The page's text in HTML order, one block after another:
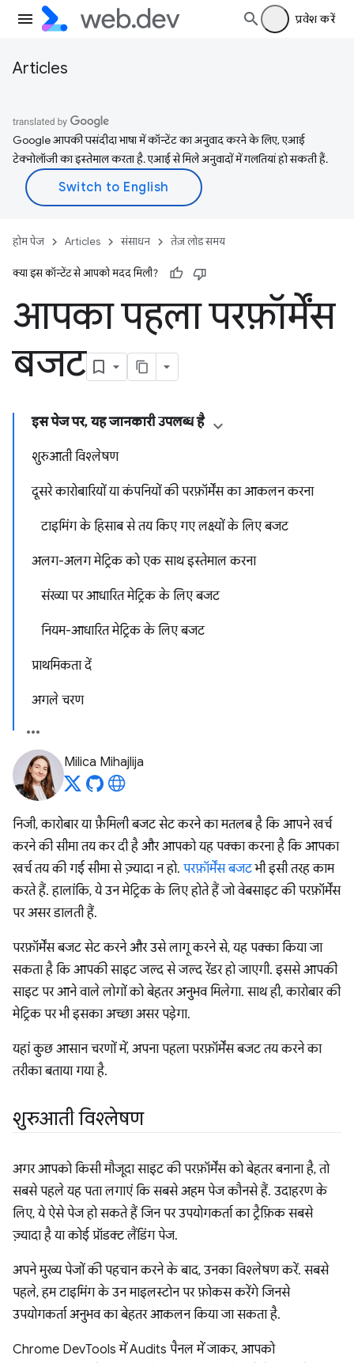
प्रवेश करें
Articles
Google आपकी पसंदीदा भाषा में कॉन्टेंट का अनुवाद करने के लिए, एआई
टेक्नोलॉजी का इस्तेमाल करता है. एआई से मिले अनुवादों में गलतियां हो सकती हैं.
होम पेज Articles संसाधन तेज़ लोड समय
क्या इस कॉन्टेंट से आपको मदद मिली?
आपका पहला परफ़ॉर्मेंस
बजट
इस पेज पर, यह जानकारी उपलब्ध है
शुरुआती विश्लेषण
दूसरे कारोबारियों या कंपनियों की परफ़ॉर्मेंस का आकलन करना
टाइमिंग के हिसाब से तय किए गए लक्ष्यों के लिए बजट
अलग-अलग मेट्रिक को एक साथ इस्तेमाल करना
संख्या पर आधारित मेट्रिक के लिए बजट
नियम-आधारित मेट्रिक के लिए बजट
प्राथमिकता दें
अगले चरण
Milica Mihajlija
निजी, कारोबार या फ़ैमिली बजट सेट करने का मतलब है कि आपने खर्च
करने की सीमा तय कर दी है और आपको यह पक्का करना है कि आपका
खर्च तय की गई सीमा से ज़्यादा न हो. परफ़ॉर्मेंस बजटभी इसी तरह काम
करते हैं. हालांकि, ये उन मेट्रिक के लिए होते हैं जो वेबसाइट की परफ़ॉर्मेंस
पर असर डालती हैं.
परफ़ॉर्मेंस बजट सेट करने और उसे लागू करने से, यह पक्का किया जा
सकता है कि आपकी साइट जल्द से जल्द रेंडर हो जाएगी. इससे आपकी
साइट पर आने वाले लोगों को बेहतर अनुभव मिलेगा. साथ ही, कारोबार की
मेट्रिक पर भी इसका अच्छा असर पड़ेगा.
यहां कुछ आसान चरणों में, अपना पहला परफ़ॉर्मेंस बजट तय करने का
तरीका बताया गया है.
शुरुआती विश्लेषण
अगर आपको किसी मौजूदा साइट की परफ़ॉर्मेंस को बेहतर बनाना है, तो
सबसे पहले यह पता लगाएं कि सबसे अहम पेज कौनसे हैं. उदाहरण के
लिए, ये ऐसे पेज हो सकते हैं जिन पर उपयोगकर्ता का ट्रैफ़िक सबसे
ज़्यादा है या कोई प्रॉडक्ट लैंडिंग पेज.
अपने मुख्य पेजों की पहचान करने के बाद, उनका विश्लेषण करें. सबसे
पहले, हम टाइमिंग के उन माइलस्टोन पर फ़ोकस करेंगे जिनसे
उपयोगकर्ता अनुभव का बेहतर आकलन किया जा सकता है.
Chrome DevTools में Audits पैनल में जाकर, आपको